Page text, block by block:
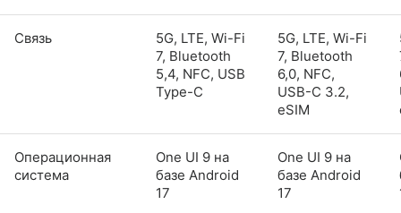
Связь
5G, LTE, Wi-Fi
7, Bluetooth
5,4, NFC, USB
Type-C
5G, LTE, Wi-Fi
7, Bluetooth
6,0, NFC,
USB-C 3.2,
eSIM
Операционная
система
One UI 9 на
базе Android
17
One UI 9 на
базе Android
17